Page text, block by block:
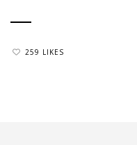
259 LIKES